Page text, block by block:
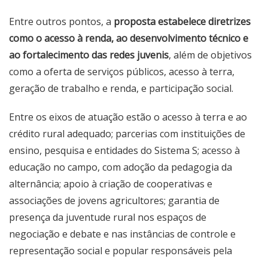
Entre outros pontos, a proposta estabelece diretrizes
como o acesso à renda, ao desenvolvimento técnico e
ao fortalecimento das redes juvenis, além de objetivos
como a oferta de serviços públicos, acesso à terra,
geração de trabalho e renda, e participação social.
Entre os eixos de atuação estão o acesso à terra e ao
crédito rural adequado; parcerias com instituições de
ensino, pesquisa e entidades do Sistema S; acesso à
educação no campo, com adoção da pedagogia da
alternância; apoio à criação de cooperativas e
associações de jovens agricultores; garantia de
presença da juventude rural nos espaços de
negociação e debate e nas instâncias de controle e
representação social e popular responsáveis pela